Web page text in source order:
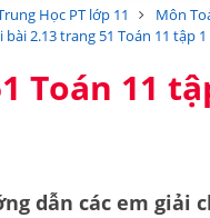
Học PT lớp 11
Môn
bài 2.13 trang 51 Toán 11 tập
Toán 11
dẫn các em giải